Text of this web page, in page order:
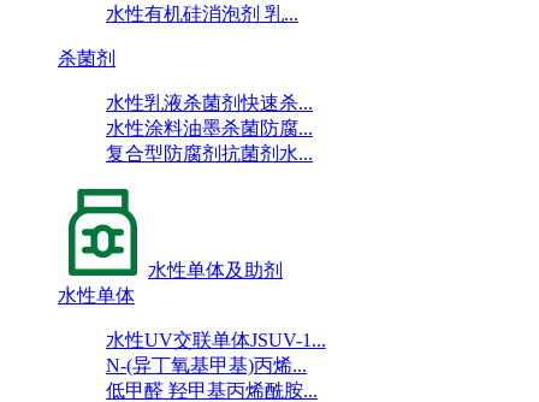
水性有机硅消泡剂 乳...
杀菌剂
水性乳液杀菌剂快速杀...
水性涂料油墨杀菌防腐...
复合型防腐剂抗菌剂水...
水性单体及助剂
水性单体
水性UV交联单体JSUV-1...
N-(异丁氧基甲基)丙烯...
低甲醛 羟甲基丙烯酰胺...